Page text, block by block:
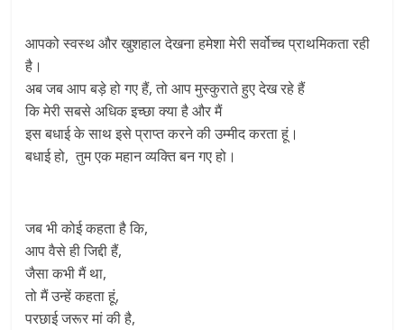
आपको स्वस्थ और खुशहाल देखना हमेशा मेरी सर्वोच्च प्राथमिकता रही
है।
अब जब आप बड़े हो गए हैं, तो आप मुस्कुराते हुए देख रहे हैं
कि मेरी सबसे अधिक इच्छा क्या है और मैं
इस बधाई के साथ इसे प्राप्त करने की उम्मीद करता हूं।
बधाई हो, तुम एक महान व्यक्ति बन गए हो।
जब भी कोई कहता है कि,
आप वैसे ही जिद्दी हैं,
जैसा कभी मैं था,
तो मैं उन्हें कहता हूं,
परछाई जरूर मां की है,